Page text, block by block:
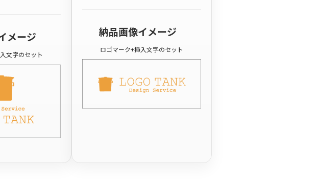
メージ
文字のセット
納品画像イメージ
ロゴマーク+挿入文字のセット